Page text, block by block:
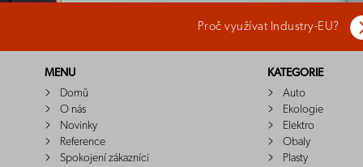
Proč využívat Industry-EU?
MENU
Domů
O nás
Novinky
Reference
Spokojení zákazníci
KATEGORIE
Auto
Ekologie
Elektro
Obaly
Plasty